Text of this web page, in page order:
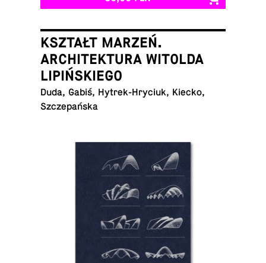
KSZTAŁT MARZEŃ.
ARCHITEKTURA WITOLDA
LIPIŃSKIEGO
Duda, Gabiś, Hy­trek-Hry­ciuk, Kiecko,
Szczepańska